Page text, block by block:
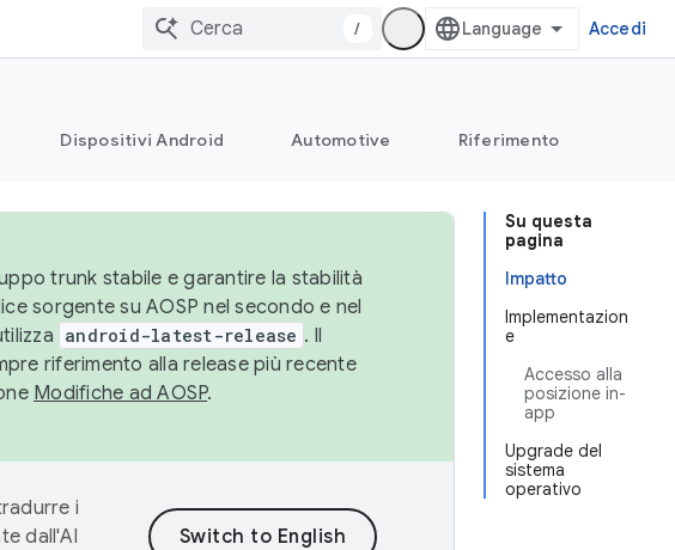
/ Accedi
Dispositivi Android Automotive Riferimento
Su questa
pagina
Impatto
Implementazion
e
Accesso alla
posizione in-
app
Upgrade del
sistema
operativo
trunk stabile e garantire la stabilità
sorgente su AOSP nel secondo e nel
android-latest-release . Il
riferimento alla release più recente
Modifiche ad AOSP.
i
dall'AI